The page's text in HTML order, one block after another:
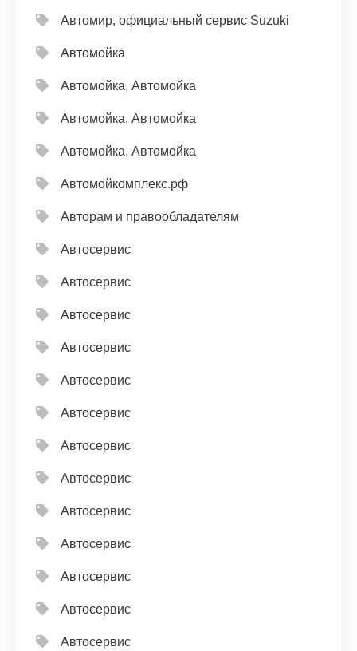
Автомир, официальный сервис Suzuki
Автомойка
Автомойка, Автомойка
Автомойка, Автомойка
Автомойка, Автомойка
Автомойкомплекс.рф
Авторам и правообладателям
Автосервис
Автосервис
Автосервис
Автосервис
Автосервис
Автосервис
Автосервис
Автосервис
Автосервис
Автосервис
Автосервис
Автосервис
Автосервис